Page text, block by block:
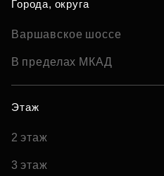
Города, округа
Варшавское шоссе
В пределах МКАД
Этаж
2 этаж
3 этаж